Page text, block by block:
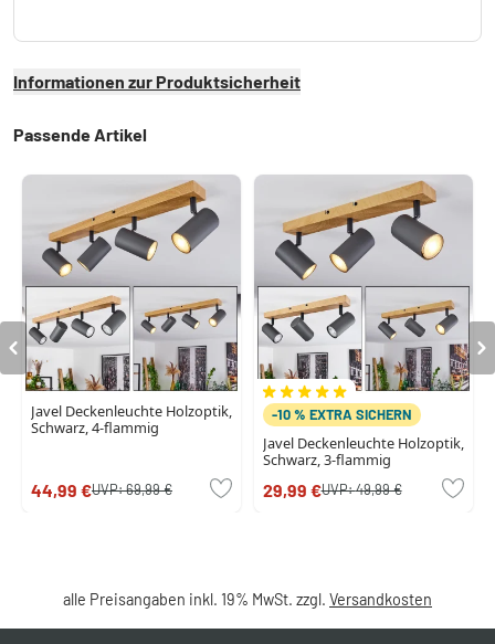
Informationen zur Produktsicherheit
Passende Artikel
Javel Deckenleuchte Holzoptik,
Schwarz, 4-flammig
44,99 €UVP:69,99 €
-10 % EXTRA SICHERN
Javel Deckenleuchte Holzoptik,
Schwarz, 3-flammig
29,99 €UVP:49,99 €
alle Preisangaben inkl. 19% MwSt. zzgl. Versandkosten